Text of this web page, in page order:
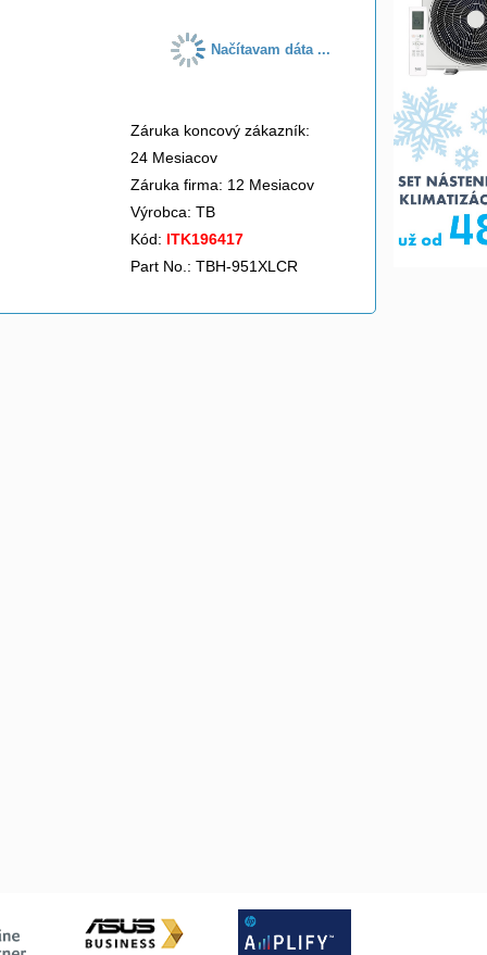
Načítavam dáta ...
Záruka koncový zákazník:
24 Mesiacov
Záruka firma: 12 Mesiacov
Výrobca: TB
Kód: ITK196417
Part No.: TBH-951XLCR